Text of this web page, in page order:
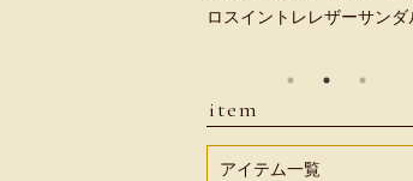
ロスイントレレザーサンダ
item
アイテム一覧